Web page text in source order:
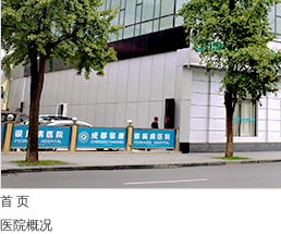
首 页
医院概况